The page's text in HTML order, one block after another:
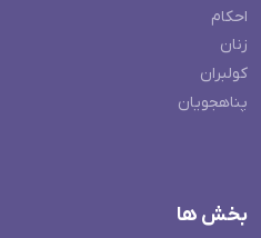
احکام
زنان
کولبران
پناهجویان
بخش ها